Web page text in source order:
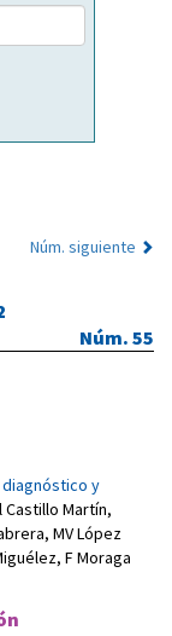
Núm. siguiente
Núm. 55
y
Castillo Martín,
, MV López
, F Moraga